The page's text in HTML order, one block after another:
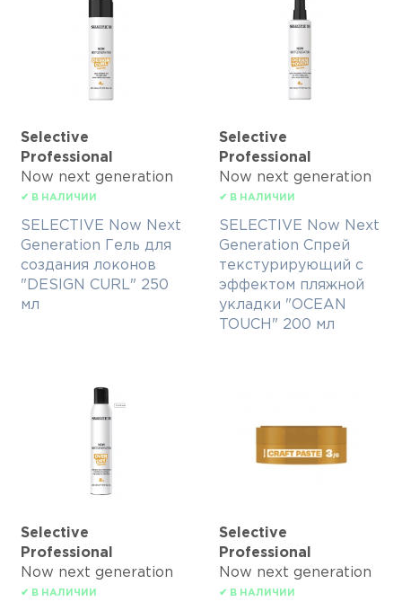
Selective
Professional
Now next generation
✔ В НАЛИЧИИ
SELECTIVE Now Next
Generation Гель для
создания локонов
"DESIGN CURL" 250
мл
Selective
Professional
Now next generation
✔ В НАЛИЧИИ
SELECTIVE Now Next
Generation Спрей
текстурирующий с
эффектом пляжной
укладки "OCEAN
TOUCH" 200 мл
Selective
Professional
Now next generation
✔ В НАЛИЧИИ
Selective
Professional
Now next generation
✔ В НАЛИЧИИ